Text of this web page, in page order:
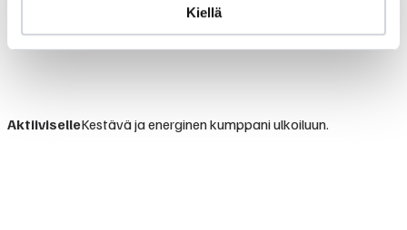
Kiellä
AktiiviselleKestävä ja energinen kumppani ulkoiluun.